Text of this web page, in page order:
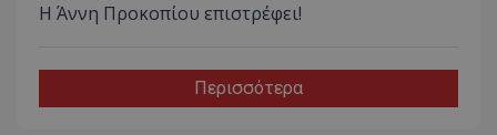
Η Άννη Προκοπίου επιστρέφει!
Περισσότερα